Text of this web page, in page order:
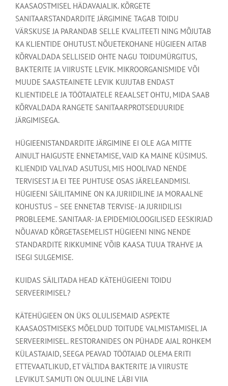
KAASAOSTMISEL HÄDAVAJALIK. KÕRGETE
SANITAARSTANDARDITE JÄRGIMINE TAGAB TOIDU
VÄRSKUSE JA PARANDAB SELLE KVALITEETI NING MÕJUTAB
KA KLIENTIDE OHUTUST. NÕUETEKOHANE HÜGIEEN AITAB
KÕRVALDADA SELLISEID OHTE NAGU TOIDUMÜRGITUS,
BAKTERITE JA VIIRUSTE LEVIK. MIKROORGANISMIDE VÕI
MUUDE SAASTEAINETE LEVIK KUJUTAB ENDAST
KLIENTIDELE JA TÖÖTAJATELE REAALSET OHTU, MIDA SAAB
KÕRVALDADA RANGETE SANITAARPROTSEDUURIDE
JÄRGIMISEGA.
HÜGIEENISTANDARDITE JÄRGIMINE EI OLE AGA MITTE
AINULT HAIGUSTE ENNETAMISE, VAID KA MAINE KÜSIMUS.
KLIENDID VALIVAD ASUTUSI, MIS HOOLIVAD NENDE
TERVISEST JA EI TEE PUHTUSE OSAS JÄRELEANDMISI.
HÜGIEENI SÄILITAMINE ON KA JURIIDILINE JA MORAALNE
KOHUSTUS – SEE ENNETAB TERVISE- JA JURIIDILISI
PROBLEEME. SANITAAR- JA EPIDEMIOLOOGILISED EESKIRJAD
NÕUAVAD KÕRGETASEMELIST HÜGIEENI NING NENDE
STANDARDITE RIKKUMINE VÕIB KAASA TUUA TRAHVE JA
ISEGI SULGEMISE.
KUIDAS SÄILITADA HEAD KÄTEHÜGIEENI TOIDU
SERVEERIMISEL?
KÄTEHÜGIEEN ON ÜKS OLULISEMAID ASPEKTE
KAASAOSTMISEKS MÕELDUD TOITUDE VALMISTAMISEL JA
SERVEERIMISEL. RESTORANIDES ON PÜHADE AJAL ROHKEM
KÜLASTAJAID, SEEGA PEAVAD TÖÖTAJAD OLEMA ERITI
ETTEVAATLIKUD, ET VÄLTIDA BAKTERITE JA VIIRUSTE
LEVIKUT. SAMUTI ON OLULINE LÄBI VIIA